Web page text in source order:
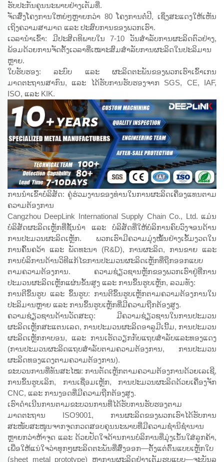
ຮັບປະກັນຄຸນນະພາບຢ່າງເຕັມທີ່.
ຈັດສົ່ງໂຄງການໃຫຍ່ໆຫຼາຍກວ່າ 80 ໂຄງການຕໍ່ປີ, ເຊິ່ງສະແດງໃຫ້ເຫັນ
ເຖິງຄວາມສາມາດ ແລະ ປະສົບການຂອງພວກເຮົາ.
ເວລານຳເຂົ້າ: ມີປະສິດທິພາບໃນ 7-10 ວັນສຳລັບການຜະລິດຕົວຢ່າງ,
ພ້ອມດ້ວຍການຈັດຕັ້ງເວລາທີ່ເໝາະສົມສຳລັບການຜະລິດໃນປະລິມານ
ຫຼາຍ.
ໃບຮັບຮອງ: ລະບົບ ແລະ ຜະລິດຕະພັນຂອງພວກເຮົາເຂົ້າເກນ
ມາດຕະຖານສາກົນ, ແລະ ໄດ້ຮັບການຮັບຮອງຈາກ SGS, CE, IAF,
ISO, ແລະ KIK.
ການນຳເຂົ້າບໍລິສັດ: ຄູ່ຮ່ວມງານຂອງທ່ານໃນການຜະລິດເຄື່ອງແທນຕາມ
ຄວາມຕ້ອງການ
Cangzhou DeepLink International Supply Chain Co., Ltd. ແມ່ນ
ບໍລິສັດຜະລິດເຫຼັກທີ່ຊັ້ນນຳ ແລະ ບໍລິສັດທີ່ໃຫ້ບໍລິການຄົບວົງຈອນດ້ານ
ການປະມວນຜະລິດເຫຼັກ. ພວກເຮົາມີຄວາມມຸ່ງໝັ້ນຢ່າງເຂັ້ມງວດໃນ
ການຄົ້ນຄວ້າ ແລະ ພັດທະນາ (R&D), ການຜະລິດ, ການຂາຍ ແລະ
ການບໍລິການດ້ານວິທີແກ້ໄຂການປະມວນຜະລິດເຫຼັກທີ່ຖືກອອກແບບ
ຕາມຄວາມຕ້ອງການ. ຄວາມຊ່ຽວຊານຫຼັກຂອງພວກເຮົາຢູ່ທີ່ການ
ປະມວນຜະລິດເຫຼັກແຜ່ນຂັ້ນສູງ ແລະ ການຂຶ້ນຮູບເຫຼັກ, ລວມທັງ:
ການຕີຂຶ້ນຮູບ ແລະ ຂຶ້ນຮູບ: ການຕີຂຶ້ນຮູບເຫຼັກຕາມຄວາມຕ້ອງການໃນ
ປະລິມານຫຼາຍ ແລະ ການຂຶ້ນຮູບເຫຼັກທີ່ມີຄວາມຖືກຕ້ອງສູງ.
ຄວາມຊ່ຽວຊານດ້ານວັດສະດຸ: ມີຄວາມຊ່ຽວຊານໃນການປະມວນ
ຜະລິດເຫຼັກສະແຕນເລດ, ການປະມວນຜະລິດອາລູມີເນີ້ມ, ການປະມວນ
ຜະລິດເຫຼັກກາບອນ, ແລະ ການເຮັດວຽກກັບແຖບສຳລັບແລະທອງແດງ
(ການປະມວນຜະລິດແຖບສຳລັບຕາມຄວາມຕ້ອງການ, ການປະມວນ
ຜະລິດທອງແດງຕາມຄວາມຕ້ອງການ).
ຂະບວນການທີ່ທັນສະໄໝ: ການຕັດເຫຼັກຕາມຄວາມຕ້ອງການດ້ວຍເລເຊີ,
ການຂຶ້ນຮູບເລິກ, ການເຊື່ອມເຫຼັກ, ການປະມວນຜະລິດດ້ວຍເຄື່ອງຈັກ
CNC, ແລະ ການງອດທີ່ມີຄວາມຖືກຕ້ອງສູງ.
ເຮົາດຳເນີນການຕາມຂະບວນການທີ່ໄດ້ຮັບການຮັບຮອງຕາມ
ມາດຕະຖານ ISO9001, ການຜະລິດຂອງພວກເຮົາໄດ້ຮັບການ
ສະໜັບສະໜູນຈາກຈຸດກວດສອບຄຸນນະພາບທີ່ມີຄວາມຊຳນິຊຳນານ
ຫຼາຍກວ່າຫ້າຈຸດ ແລະ ດ້ວຍປັດໃຈດ້ານການບໍລິການທີ່ມຸ່ງເນັ້ນໃສ່ລູກຄ້າ,
ເພື່ອໃຫ້ແນ່ໃຈວ່າທຸກໆຜະລິດຕະພັນທີ່ສົ່ງອອກ—ຕັ້ງແຕ່ຕົ້ນແບບເຫຼັກໃບ
(sheet metal prototype) ຫາການຜະລິດຢ່າງເຕັມຮູບແບບ—ຈະບັນລຸ